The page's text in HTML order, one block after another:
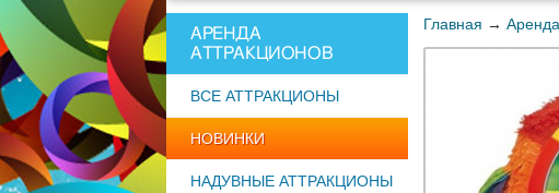
АРЕНДА
АТТРАКЦИОНОВ
ВСЕ АТТРАКЦИОНЫ
НОВИНКИ
НАДУВНЫЕ АТТРАКЦИОНЫ
Главная →